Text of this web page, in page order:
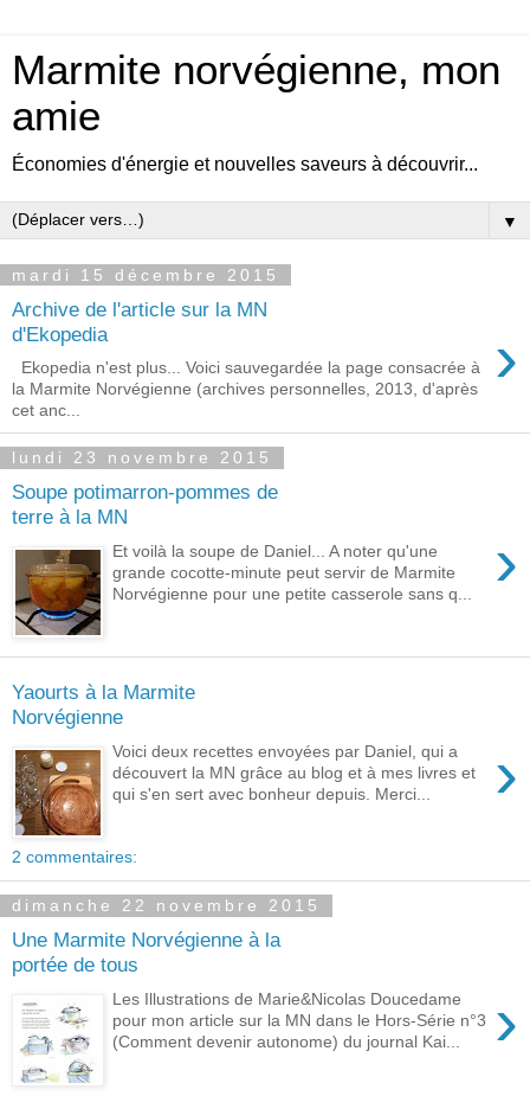
Marmite norvégienne, mon
amie
Économies d'énergie et nouvelles saveurs à découvrir...
▼
mardi 15 décembre 2015
Archive de l'article sur la MN
d'Ekopedia
›
Ekopedia n'est plus... Voici sauvegardée la page consacrée à
la Marmite Norvégienne (archives personnelles, 2013, d'après
cet anc...
lundi 23 novembre 2015
Soupe potimarron-pommes de
terre à la MN
›
Et voilà la soupe de Daniel... A noter qu'une
grande cocotte-minute peut servir de Marmite
Norvégienne pour une petite casserole sans q...
Yaourts à la Marmite
Norvégienne
›
Voici deux recettes envoyées par Daniel, qui a
découvert la MN grâce au blog et à mes livres et
qui s'en sert avec bonheur depuis. Merci...
2 commentaires:
dimanche 22 novembre 2015
Une Marmite Norvégienne à la
portée de tous
›
Les Illustrations de Marie&Nicolas Doucedame
pour mon article sur la MN dans le Hors-Série n°3
(Comment devenir autonome) du journal Kai...